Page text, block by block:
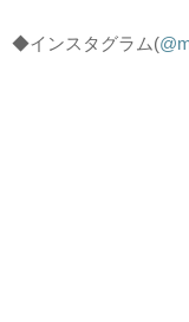
◆インスタグラム(